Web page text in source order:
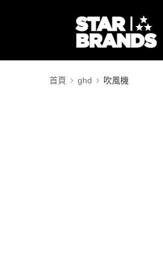
首頁 ghd 吹風機